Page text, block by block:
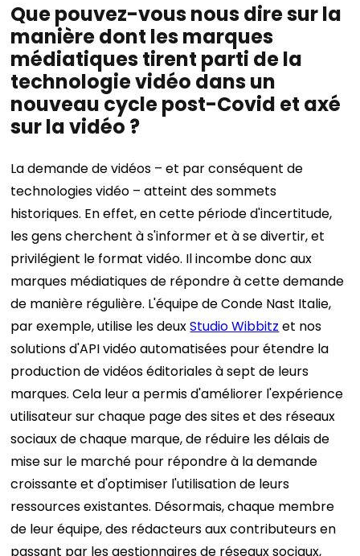
Que pouvez-vous nous dire sur la
manière dont les marques
médiatiques tirent parti de la
technologie vidéo dans un
nouveau cycle post-Covid et axé
sur la vidéo ?
La demande de vidéos – et par conséquent de
technologies vidéo – atteint des sommets
historiques. En effet, en cette période d'incertitude,
les gens cherchent à s'informer et à se divertir, et
privilégient le format vidéo. Il incombe donc aux
marques médiatiques de répondre à cette demande
de manière régulière. L'équipe de Conde Nast Italie,
par exemple, utilise les deuxStudio Wibbitz et nos
solutions d'API vidéo automatisées pour étendre la
production de vidéos éditoriales à sept de leurs
marques. Cela leur a permis d'améliorer l'expérience
utilisateur sur chaque page des sites et des réseaux
sociaux de chaque marque, de réduire les délais de
mise sur le marché pour répondre à la demande
croissante et d'optimiser l'utilisation de leurs
ressources existantes. Désormais, chaque membre
de leur équipe, des rédacteurs aux contributeurs en
passant par les gestionnaires de réseaux sociaux,